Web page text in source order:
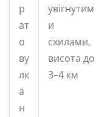
р
ат
о
ву
лк
а
н
увігнутим
и
схилами,
висота до
3–4 км